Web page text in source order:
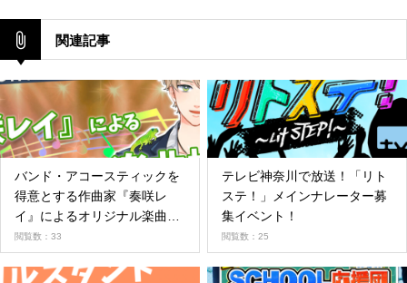
関連記事
バンド・アコースティックを
得意とする作曲家『奏咲レ
イ』によるオリジナル楽曲提
供！
閲覧数：33
テレビ神奈川で放送！「リト
ステ！」メインナレーター募
集イベント！
閲覧数：25